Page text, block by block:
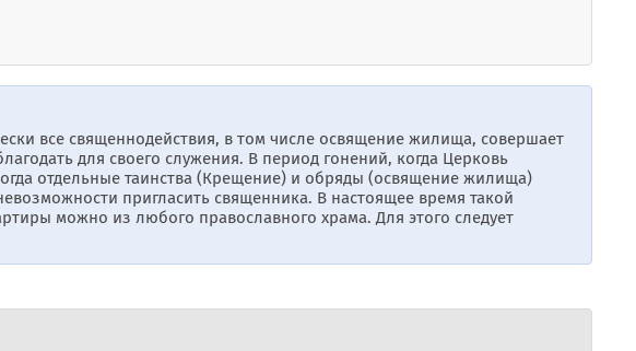
все священнодействия, в том числе освящение жилища, совершает
для своего служения. В период гонений, когда Церковь
отдельные таинства (Крещение) и обряды (освящение жилища)
пригласить священника. В настоящее время такой
можно из любого православного храма. Для этого следует